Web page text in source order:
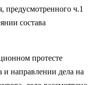
предусмотренного ч.1
состава
протесте
и направлении дела на